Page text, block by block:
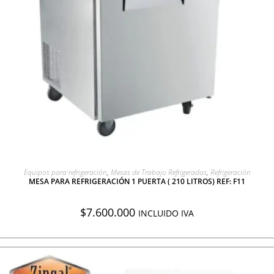
AGREGAR A COTIZACIÓN
Equipos para refrigeración, Mesas de Trabajo Refrigeradas, Refrigeración
MESA PARA REFRIGERACIÓN 1 PUERTA ( 210 LITROS) REF: F11
$7.600.000 INCLUIDO IVA